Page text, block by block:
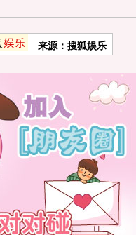
来源：搜狐娱乐